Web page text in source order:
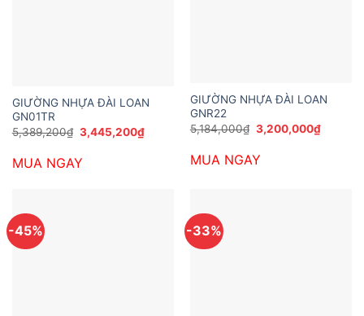
GIƯỜNG NHỰA ĐÀI LOAN
GN01TR
5,389,200₫ Giá
gốc
5,389,200₫.
3,445,200₫Giá
hiện
MUA NGAY
GIƯỜNG NHỰA ĐÀI LOAN
GNR22
5,184,000₫ Giá
gốc
5,184,000₫.
3,200,000₫Giá
hiện
MUA NGAY
-45% -33%